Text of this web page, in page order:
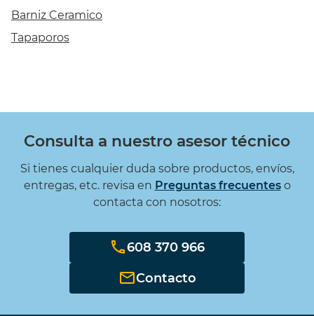
Barniz Ceramico
Tapaporos
Consulta a nuestro asesor técnico
Si tienes cualquier duda sobre productos, envíos,
entregas, etc. revisa en Preguntas frecuenteso
contacta con nosotros:
608 370 966
Contacto